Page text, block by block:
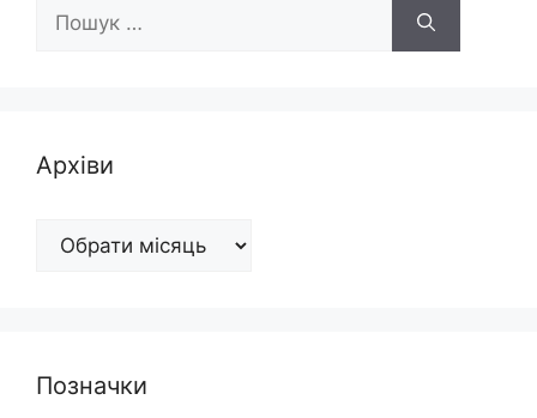
Архіви
Архіви
Позначки